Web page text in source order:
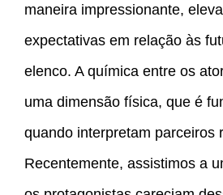
maneira impressionante,
expectativas em relação às
elenco. A química entre os
uma dimensão física, que é
quando interpretam parceiros
Recentemente, assistimos a